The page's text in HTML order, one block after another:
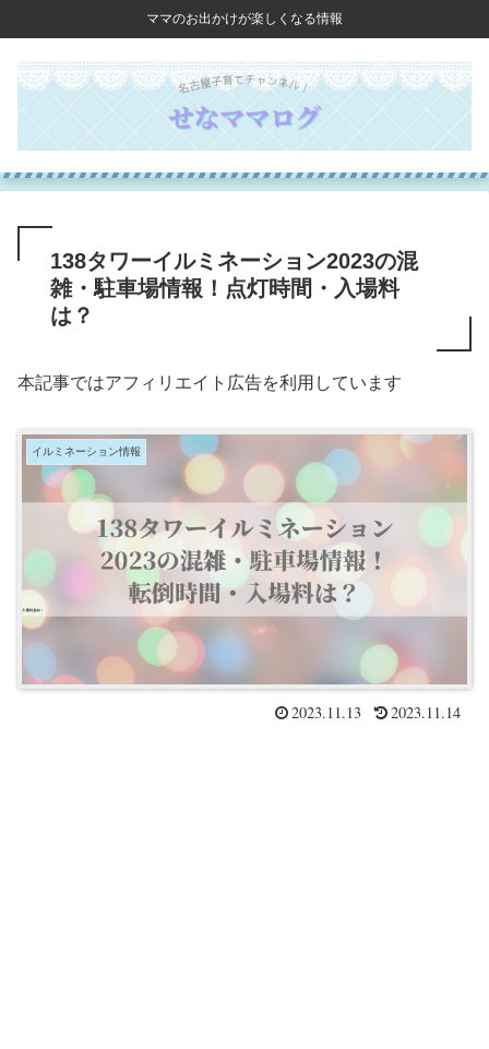
ママのお出かけが楽しくなる情報
138タワーイルミネーション2023の混
雑・駐車場情報！点灯時間・入場料
は？
本記事ではアフィリエイト広告を利用しています
イルミネーション情報
2023.11.13 2023.11.14